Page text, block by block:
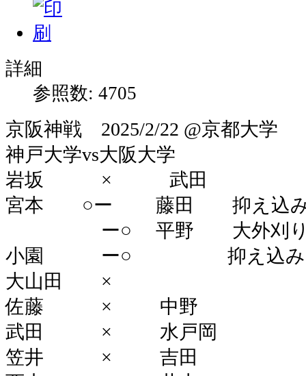
詳細
参照数: 4705
京阪神戦 2025/2/22 @京都大学
神戸大学vs大阪大学
岩坂 × 武田
宮本 ○ー 藤田 抑え込
ー○ 平野 大外刈
小園 ー○ 抑え込み
大山田 ×
佐藤 × 中野
武田 × 水戸岡
笠井 × 吉田